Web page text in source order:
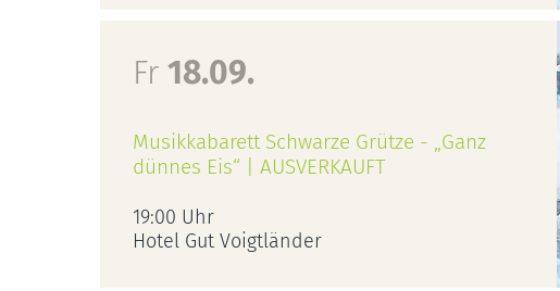
Fr 18.09.
Musikkabarett Schwarze Grütze - „Ganz
dünnes Eis“ | AUSVERKAUFT
19:00 Uhr
Hotel Gut Voigtländer